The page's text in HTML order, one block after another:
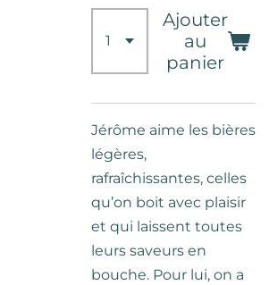
Ajouter
au
panier
Jérôme aime les bières
légères,
rafraîchissantes, celles
qu’on boit avec plaisir
et qui laissent toutes
leurs saveurs en
bouche. Pour lui, on a